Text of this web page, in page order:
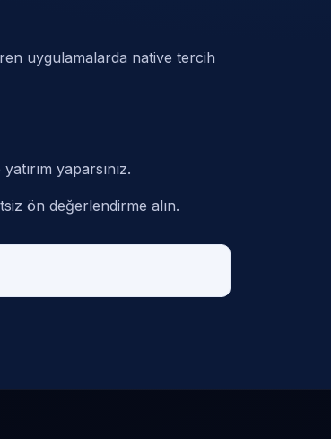
uygulamalarda native tercih
yaparsınız.
ön değerlendirme alın.